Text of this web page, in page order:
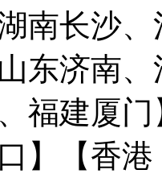
南长沙
东济南
福建厦门
】
【香